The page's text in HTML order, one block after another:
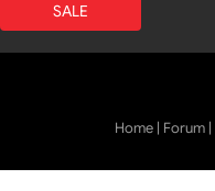
SALE
Home | Forum |